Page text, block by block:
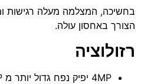
בחשיכה, המצלמה מעלה רגישות
הצורך באחסון עולה.
רזולוציה
4MP יפיק נפח גדול יותר מ 2MP.